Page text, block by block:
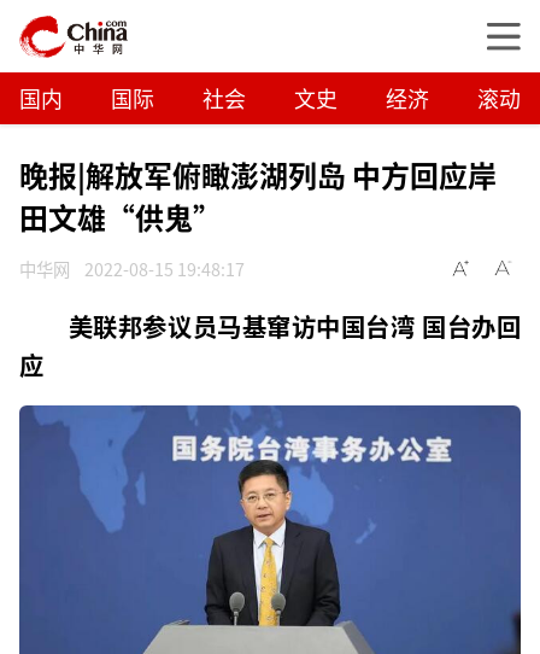
国内 国际 社会 文史 经济 滚动
晚报|解放军俯瞰澎湖列岛 中方回应岸
田文雄“供鬼”
中华网 2022-08-15 19:48:17
美联邦参议员马基窜访中国台湾 国台办回
应